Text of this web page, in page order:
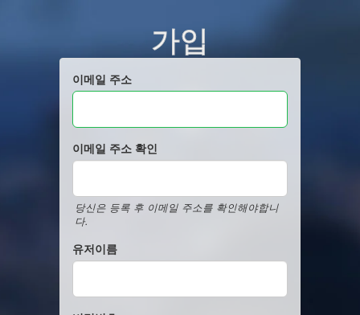
가입
이메일 주소
이메일 주소 확인
당신은 등록 후 이메일 주소를 확인해야합니
다.
유저이름